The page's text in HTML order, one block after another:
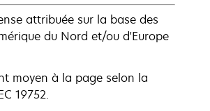
attribuée sur la base des
du Nord et/ou d'Europe
moyen à la page selon la
19752.